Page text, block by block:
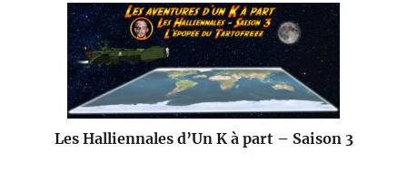
Les Halliennales d’Un K à part – Saison 3